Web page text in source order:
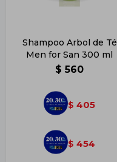
Shampoo Arbol de Té
Men for San 300 ml
$ 560
$ 405
$ 454